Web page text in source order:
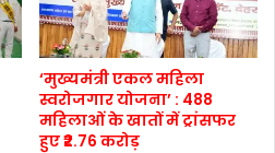
‘मुख्यमंत्री एकल महिला
स्वरोजगार योजना’ : 488
महिलाओं के खातों में ट्रांसफर
हुए ₹2.76 करोड़